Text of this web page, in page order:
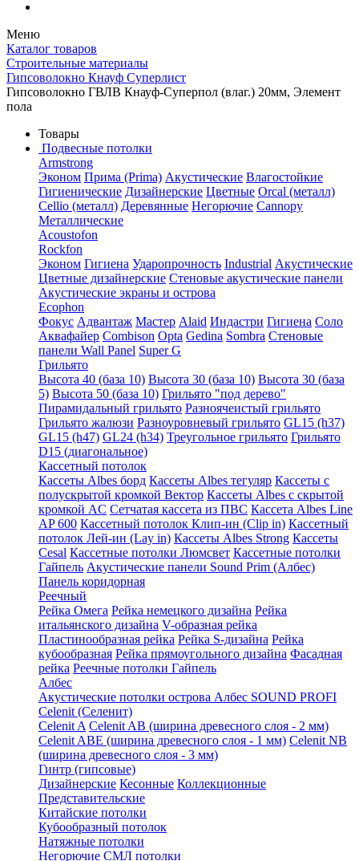
Меню
Каталог товаров
Строительные материалы
Гипсоволокно Кнауф Суперлист
Гипсоволокно ГВЛВ Кнауф-Суперпол (влаг.) 20мм, Элемент
пола
Товары
Подвесные потолки
Armstrong
Эконом Прима (Prima) Акустические Влагостойкие
Гигиенические Дизайнерские Цветные Orcal (металл)
Cellio (металл) Деревянные Негорючие Cannopy
Металлические
Acoustofon
Rockfon
Эконом Гигиена Ударопрочность Industrial Акустические
Цветные дизайнерские Стеновые акустические панели
Акустические экраны и острова
Ecophon
Фокус Адвантаж Мастер Alaid Индастри Гигиена Соло
Аквафайер Combison Opta Gedina Sombra Стеновые
панели Wall Panel Super G
Грильято
Высота 40 (база 10) Высота 30 (база 10) Высота 30 (база
5) Высота 50 (база 10) Грильято "под дерево"
Пирамидальный грильято Разноячеистый грильято
Грильято жалюзи Разноуровневый грильято GL15 (h37)
GL15 (h47) GL24 (h34) Треугольное грильято Грильято
D15 (диагональное)
Кассетный потолок
Кассеты Albes борд Кассеты Albes тегуляр Кассеты с
полускрытой кромкой Вектор Кассеты Albes с скрытой
кромкой AC Сетчатая кассета из ПВС Кассета Albes Line
AP 600 Кассетный потолок Клип-ин (Clip in) Кассетный
потолок Лей-ин (Lay in) Кассеты Albes Strong Кассеты
Cesal Кассетные потолки Люмсвет Кассетные потолки
Гайпель Акустические панели Sound Prim (Албес)
Панель коридорная
Реечный
Рейка Омега Рейка немецкого дизайна Рейка
итальянского дизайна V-образная рейка
Пластинообразная рейка Рейка S-дизайна Рейка
кубообразная Рейка прямоугольного дизайна Фасадная
рейка Реечные потолки Гайпель
Албес
Акустические потолки острова Албес SOUND PROFI
Celenit (Селенит)
Celenit A Celenit AB (ширина древесного слоя - 2 мм)
Celenit ABE (ширина древесного слоя - 1 мм) Celenit NB
(ширина древесного слоя - 3 мм)
Гинтр (гипсовые)
Дизайнерские Кесонные Коллекционные
Представительские
Китайские потолки
Кубообразный потолок
Натяжные потолки
Негорючие СМЛ потолки